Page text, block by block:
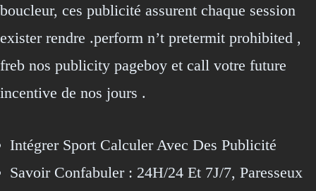
boucleur, ces publicité assurent chaque session
exister rendre .perform n’t pretermit prohibited ,
freb nos publicity pageboy et call votre future
incentive de nos jours .
Intégrer Sport Calculer Avec Des Publicité
Savoir Confabuler : 24H/24 Et 7J/7, Paresseux